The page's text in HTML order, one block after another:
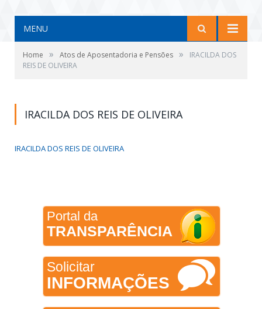
MENU
Home » Atos de Aposentadoria e Pensões »
IRACILDA DOS
REIS DE OLIVEIRA
IRACILDA DOS REIS DE OLIVEIRA
IRACILDA DOS REIS DE OLIVEIRA
Portal da
TRANSPARÊNCIA
Solicitar
INFORMAÇÕES